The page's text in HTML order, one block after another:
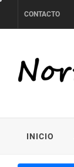
to
CONTACTO
INICIO